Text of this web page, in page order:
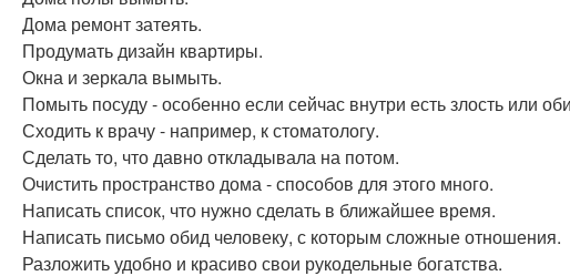
Дома ремонт затеять.
Продумать дизайн квартиры.
Окна и зеркала вымыть.
Помыть посуду - особенно если сейчас внутри есть злость или
Сходить к врачу - например, к стоматологу.
Сделать то, что давно откладывала на потом.
Очистить пространство дома - способов для этого много.
Написать список, что нужно сделать в ближайшее время.
Написать письмо обид человеку, с которым сложные отношения.
Разложить удобно и красиво свои рукодельные богатства.